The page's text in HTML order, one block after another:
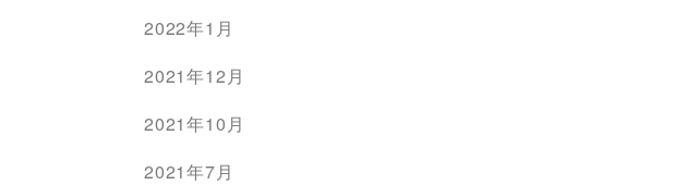
2022年1月
2021年12月
2021年10月
2021年7月